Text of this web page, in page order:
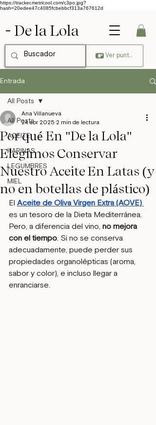
https://tracker.metricool.com/c3po.jpg?
hash=20edee47c4085fcbebbcf313a767612d
- De la Lola
Ver puntos
Entrada
All Posts
ACEITE
HARINAS
LEGUMBRES
MIEL
All Posts
Por qué En "De la Lola"
Elegimos Conservar
Nuestro Aceite En Latas (y
no en botellas de plástico)
Ana Villanueva
24 abr 2025 2 min de lectura
El Aceite de Oliva Virgen Extra (AOVE)
es un tesoro de la Dieta Mediterránea.
Pero, a diferencia del vino, no mejora
con el tiempo. Si no se conserva
adecuadamente, puede perder sus
propiedades organolépticas (aroma,
sabor y color), e incluso llegar a
enranciarse.